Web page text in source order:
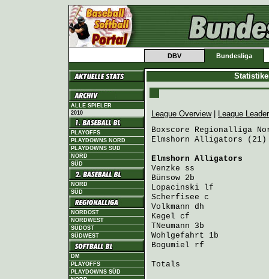
DBV Bundesliga
ALLE SPIELER
2010
PLAYOFFS
PLAYDOWNS NORD
PLAYDOWNS SÜD
NORD
SÜD
NORD
SÜD
NORDOST
NORDWEST
SÜDOST
SÜDWEST
DM
PLAYOFFS
PLAYDOWNS SÜD
League Overview|
League
Boxscore Regionalliga
Elmshorn Alligators
Elmshorn Alligators
Venzke ss
Bünsow 2b
Lopacinski lf
Scherfisee c
Volkmann dh
Kegel cf
TNeumann 3b
Wohlgefahrt 1b
Bogumiel rf
Totals